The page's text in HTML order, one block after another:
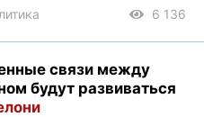
6 136
связи между
будут развиваться